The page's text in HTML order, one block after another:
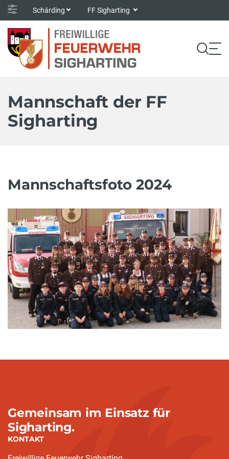
Schärding FF Sigharting
Mannschaft der FF
Sigharting
Mannschaftsfoto 2024
Gemeinsam im Einsatz für
Sigharting.
KONTAKT